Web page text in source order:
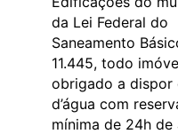
da Lei Federal do
Saneamento
11.445, todo
obrigado a dispor
d’água com
mínima de 24h de